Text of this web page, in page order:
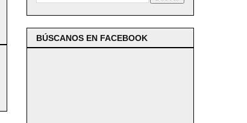
BÚSCANOS EN FACEBOOK